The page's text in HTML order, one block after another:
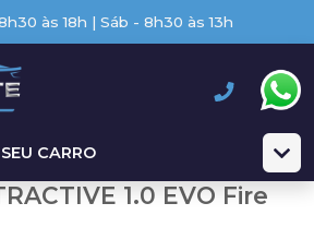
às 18h | Sáb - 8h30 às 13h
CARRO
1.0 EVO Fire